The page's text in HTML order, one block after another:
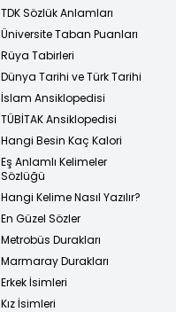
TDK Sözlük Anlamları
Üniversite Taban Puanları
Rüya Tabirleri
Dünya Tarihi ve Türk Tarihi
İslam Ansiklopedisi
TÜBİTAK Ansiklopedisi
Hangi Besin Kaç Kalori
Eş Anlamlı Kelimeler
Sözlüğü
Hangi Kelime Nasıl Yazılır?
En Güzel Sözler
Metrobüs Durakları
Marmaray Durakları
Erkek İsimleri
Kız İsimleri